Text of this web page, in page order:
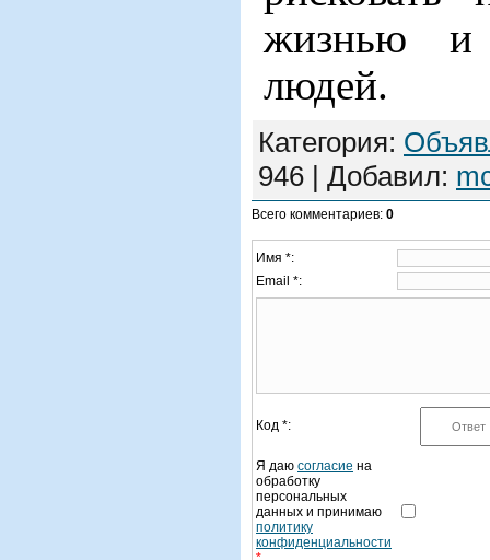
жизнью и
людей.
Категория:
946 | Добавил:
Всего комментариев: 0
Имя *:
Email *:
Код *:
Я даю согласие на
обработку
персональных
данных и принимаю
политику
конфиденциальности